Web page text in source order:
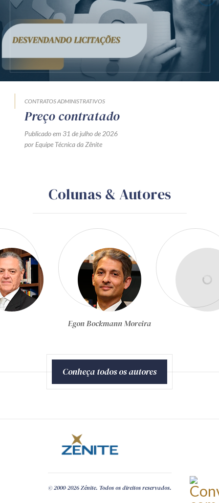
CONTRATOS ADMINISTRATIVOS
Preço contratado
Publicado em 31 de julho de 2026
por Equipe Técnica da Zênite
Colunas & Autores
Equipe Técnica da Zênite
Conheça todos os autores
© 2000-2026 Zênite. Todos os direitos reservados.